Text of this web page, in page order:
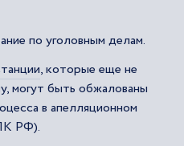
по уголовным делам.
, которые еще не
могут быть обжалованы
в апелляционном
РФ).